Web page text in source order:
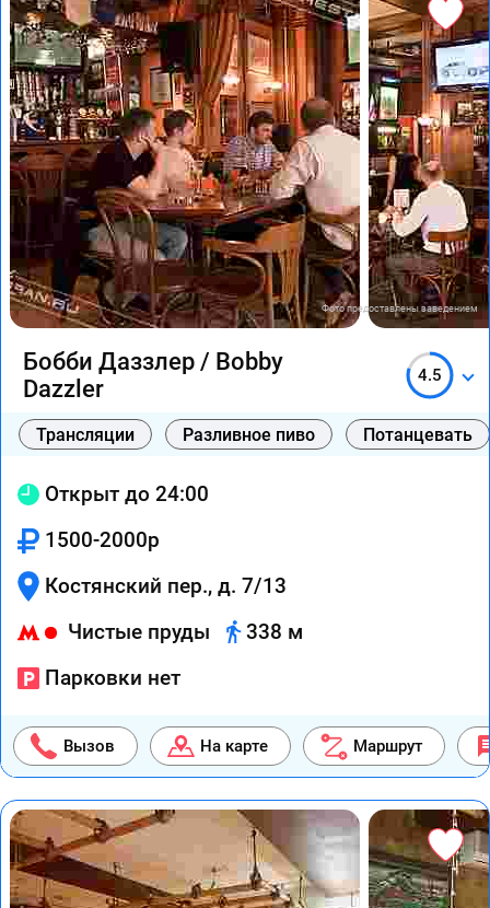
Фото предоставлены заведением
Бобби Даззлер / Bobby
Dazzler
4.5
Трансляции Разливное пиво Потанцевать
Открыт до 24:00
1500-2000р
Костянский пер., д. 7/13
Чистые пруды
338 м
Парковки нет
Вызов На карте Маршрут